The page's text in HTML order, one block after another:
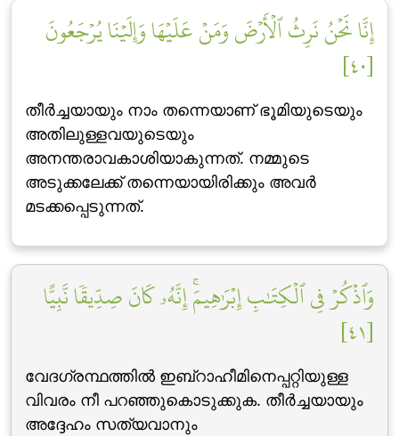
إِنَّا نَحۡنُ نَرِثُ ٱلۡأَرۡضَ وَمَنۡ عَلَيۡهَا وَإِلَيۡنَا يُرۡجَعُونَ
[٤٠]
തീര്‍ച്ചയായും നാം തന്നെയാണ് ഭൂമിയുടെയും
അതിലുള്ളവയുടെയും
അനന്തരാവകാശിയാകുന്നത്‌. നമ്മുടെ
അടുക്കലേക്ക് തന്നെയായിരിക്കും അവര്‍
മടക്കപ്പെടുന്നത്‌.
وَٱذۡكُرۡ فِي ٱلۡكِتَٰبِ إِبۡرَٰهِيمَۚ إِنَّهُۥ كَانَ صِدِّيقٗا نَّبِيًّا
[٤١]
വേദഗ്രന്ഥത്തില്‍ ഇബ്‌റാഹീമിനെപ്പറ്റിയുള്ള
വിവരം നീ പറഞ്ഞുകൊടുക്കുക. തീര്‍ച്ചയായും
അദ്ദേഹം സത്യവാനും